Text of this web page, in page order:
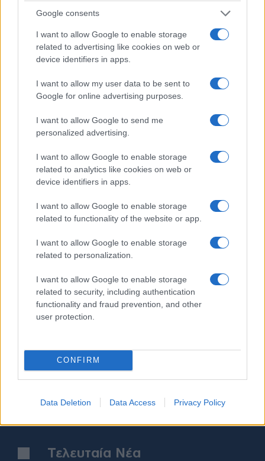
Google consents
I want to allow Google to enable storage
related to advertising like cookies on web or
device identifiers in apps.
I want to allow my user data to be sent to
Google for online advertising purposes.
I want to allow Google to send me
personalized advertising.
I want to allow Google to enable storage
related to analytics like cookies on web or
device identifiers in apps.
I want to allow Google to enable storage
related to functionality of the website or app.
I want to allow Google to enable storage
related to personalization.
I want to allow Google to enable storage
related to security, including authentication
functionality and fraud prevention, and other
user protection.
CONFIRM
Data Deletion Data Access Privacy Policy
Ροή Ειδήσεων
08/08/2026 - 17:54
Στα σκαριά συμφωνία Ιράκ – Ιράν
Τελευταία Νέα